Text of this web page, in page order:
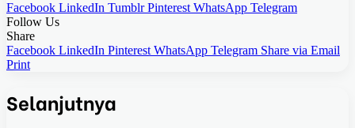
Facebook LinkedIn Tumblr Pinterest WhatsApp Telegram
Follow Us
Share
Facebook LinkedIn Pinterest WhatsApp Telegram Share via Email
Print
Selanjutnya